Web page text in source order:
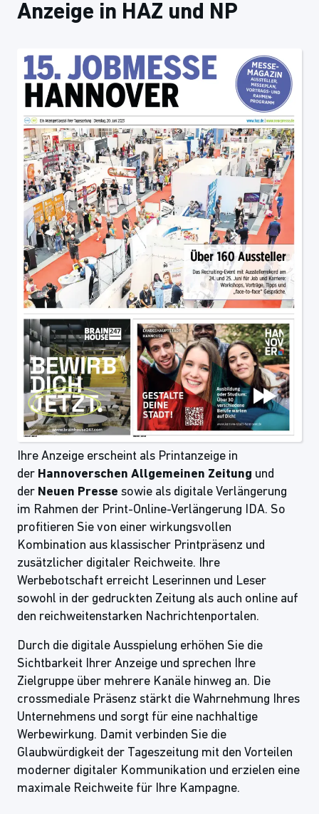
Anzeige in HAZ und NP
Ihre Anzeige erscheint als Printanzeige in
der Hannoverschen Allgemeinen Zeitung und
der Neuen Presse sowie als digitale Verlängerung
im Rahmen der Print-Online-Verlängerung IDA. So
profitieren Sie von einer wirkungsvollen
Kombination aus klassischer Printpräsenz und
zusätzlicher digitaler Reichweite. Ihre
Werbebotschaft erreicht Leserinnen und Leser
sowohl in der gedruckten Zeitung als auch online auf
den reichweitenstarken Nachrichtenportalen.
Durch die digitale Ausspielung erhöhen Sie die
Sichtbarkeit Ihrer Anzeige und sprechen Ihre
Zielgruppe über mehrere Kanäle hinweg an. Die
crossmediale Präsenz stärkt die Wahrnehmung Ihres
Unternehmens und sorgt für eine nachhaltige
Werbewirkung. Damit verbinden Sie die
Glaubwürdigkeit der Tageszeitung mit den Vorteilen
moderner digitaler Kommunikation und erzielen eine
maximale Reichweite für Ihre Kampagne.